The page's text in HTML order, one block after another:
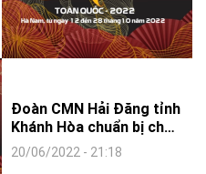
Đoàn CMN Hải Đăng tỉnh
Khánh Hòa chuẩn bị cho
LH CMN toàn quốc -
2021 (Đợt 2)
20/06/2022 - 21:18